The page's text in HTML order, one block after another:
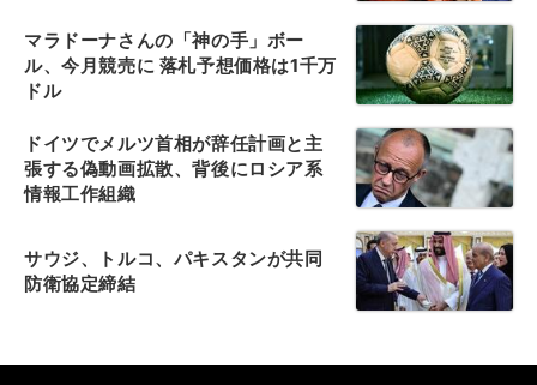
マラドーナさんの「神の手」ボー
ル、今月競売に 落札予想価格は1千万
ドル
ドイツでメルツ首相が辞任計画と主
張する偽動画拡散、背後にロシア系
情報工作組織
サウジ、トルコ、パキスタンが共同
防衛協定締結